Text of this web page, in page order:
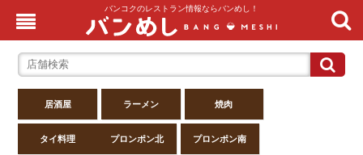
バンコクのレストラン情報ならバンめし！
居酒屋 ラーメン 焼肉
タイ料理 プロンポン北 プロンポン南